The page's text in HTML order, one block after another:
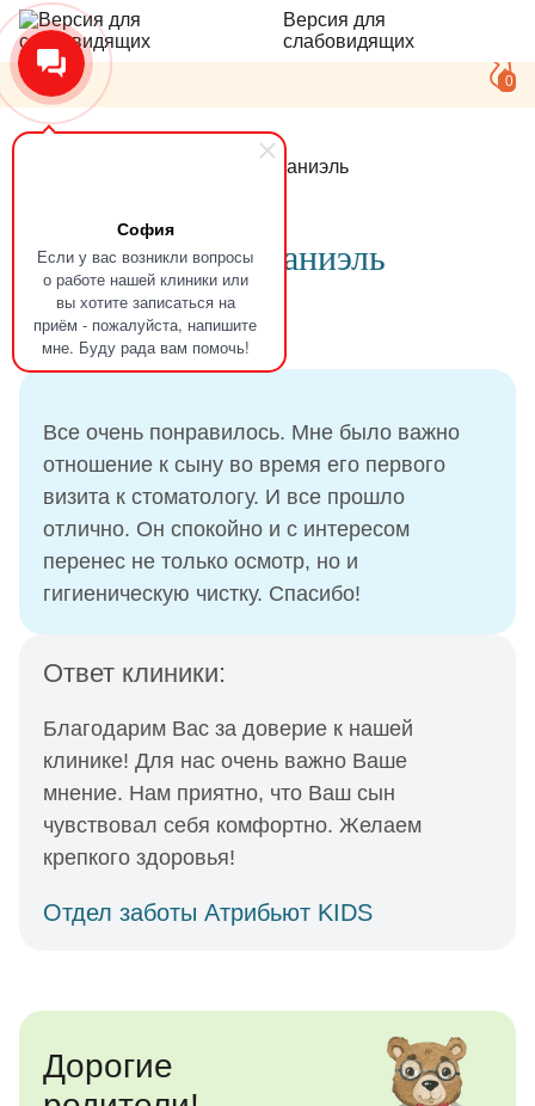
София
Если у вас возникли вопросы
о работе нашей клиники или
вы хотите записаться на
приём - пожалуйста, напишите
мне. Буду рада вам помочь!
Версия для
слабовидящих
0
Карась Даниэль
ОтзывКарась Даниэль
11.07.2024
Все очень понравилось. Мне было важно
отношение к сыну во время его первого
визита к стоматологу. И все прошло
отлично. Он спокойно и с интересом
перенес не только осмотр, но и
гигиеническую чистку. Спасибо!
Ответ клиники:
Благодарим Вас за доверие к нашей
клинике! Для нас очень важно Ваше
мнение. Нам приятно, что Ваш сын
чувствовал себя комфортно. Желаем
крепкого здоровья!
Отдел заботы Атрибьют KIDS
Дорогие